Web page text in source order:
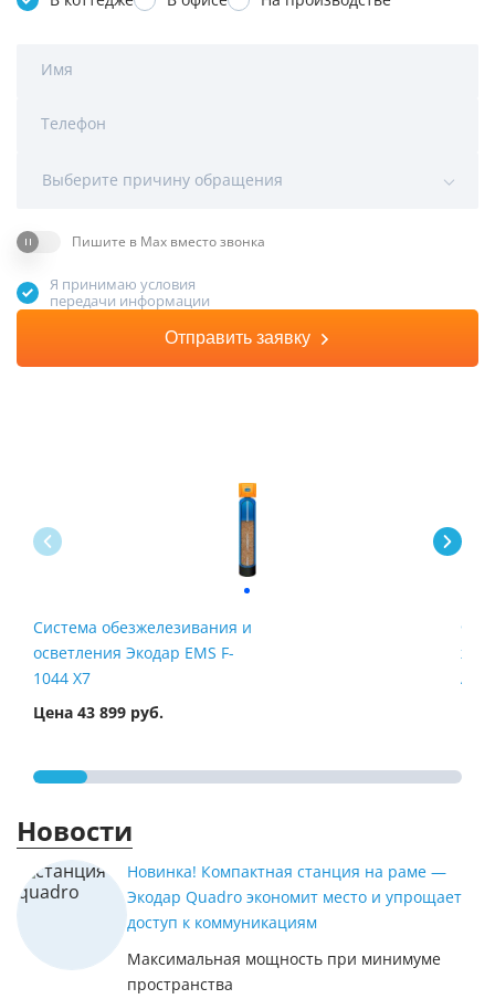
Имя
Телефон
Выберите причину обращения
Пишите в Max вместо звонка
Я принимаю условия
передачи информации
Отправить заявку
Система обезжелезивания и
осветления Экодар EMS F-
1044 X7
Цена 43 899 руб.
Новости
Новинка! Компактная станция на раме —
Экодар Quadro экономит место и упрощает
доступ к коммуникациям
Максимальная мощность при минимуме
пространства